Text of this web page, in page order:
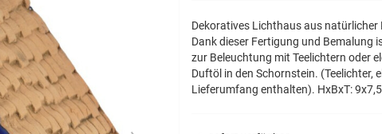
Dekoratives Lichthaus aus
Dank dieser Fertigung und Bemalung
zur Beleuchtung mit Teelichtern oder
Duftöl in den Schornstein. (Teelichter,
Lieferumfang enthalten). HxBxT: